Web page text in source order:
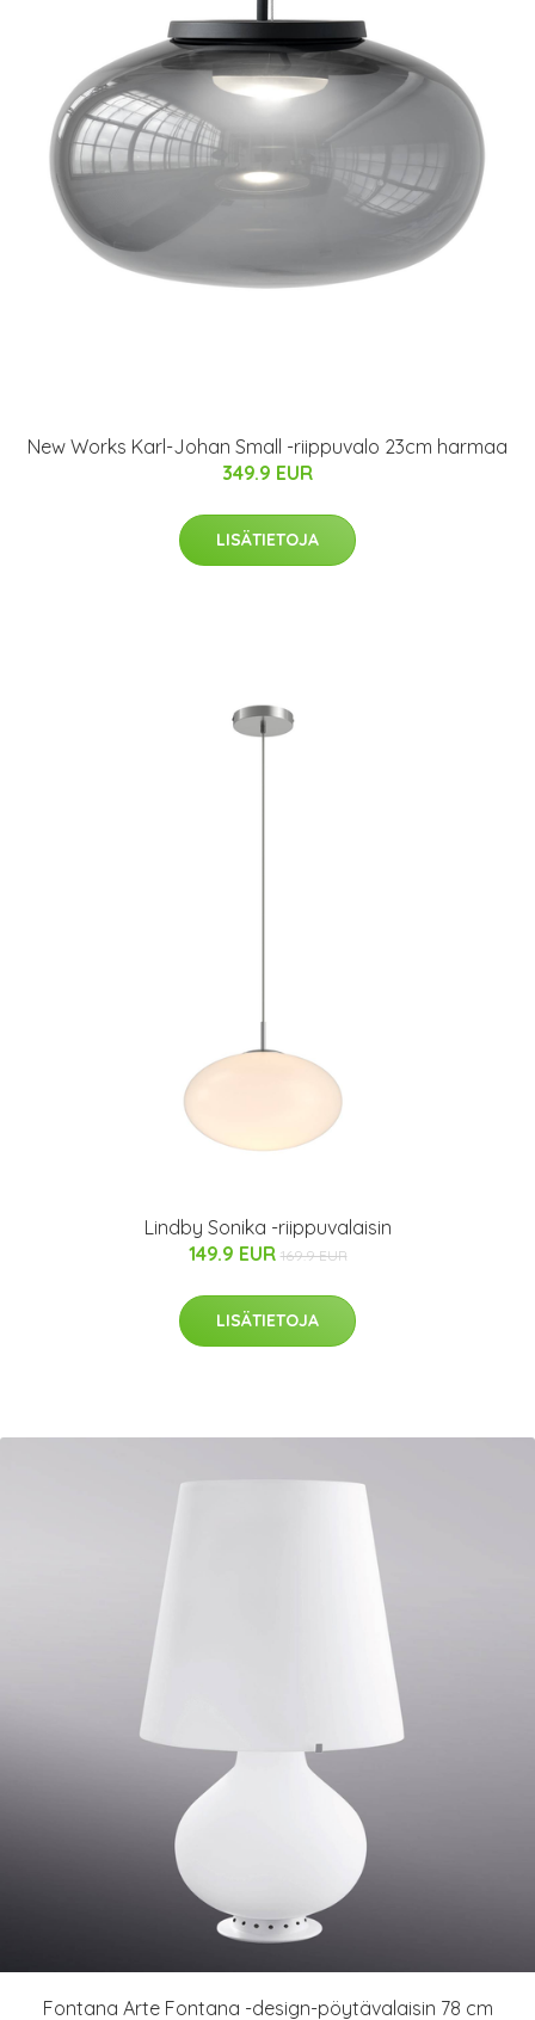
New Works Karl-Johan Small -riippuvalo 23cm harmaa
349.9 EUR
LISÄTIETOJA
Lindby Sonika -riippuvalaisin
149.9 EUR 169.9 EUR
LISÄTIETOJA
Fontana Arte Fontana -design-pöytävalaisin 78 cm